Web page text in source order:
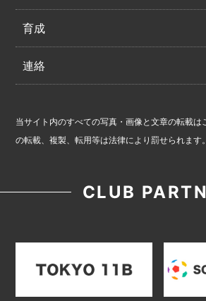
育成
連絡
当サイト内のすべての写真・画像と文章の転載は
の転載、複製、転用等は法律により罰せられます。
CLUB